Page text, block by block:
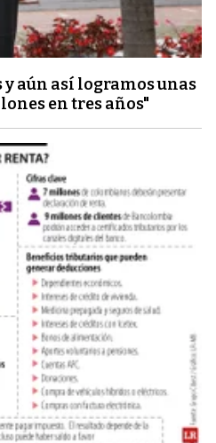
y aún así logramos unas
en tres años"